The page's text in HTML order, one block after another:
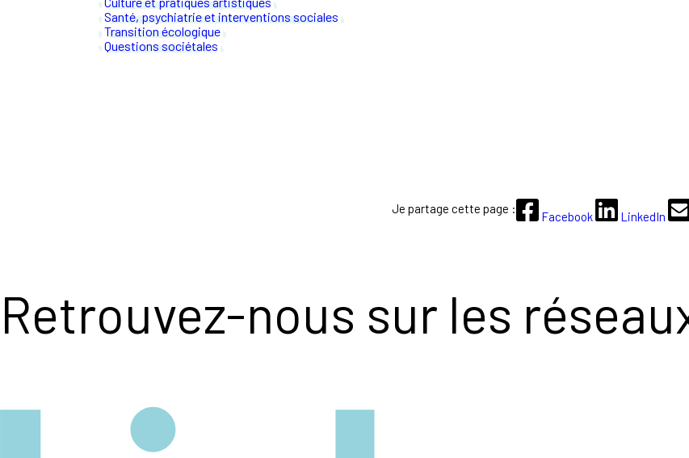
Santé, psychiatrie et interventions sociales
Transition écologique
Questions sociétales
Je partage cette page :
Facebook LinkedIn
Retrouvez-nous sur les